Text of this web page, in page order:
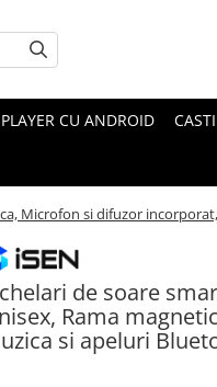
CU ANDROID
Microfon si difuzor
de soare
Rama
si apeluri